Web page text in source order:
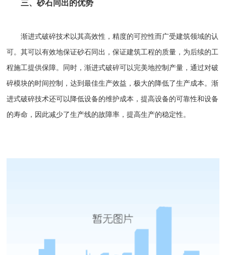
三、砂石同出的优势
渐进式破碎技术以其高效性，精度的可控性而广受建筑领域的认
可。其可以有效地保证砂石同出，保证建筑工程的质量，为后续的工
程施工提供保障。同时，渐进式破碎可以完美地控制产量，通过对破
碎模块的时间控制，达到最佳生产效益，极大的降低了生产成本。渐
进式破碎技术还可以降低设备的维护成本，提高设备的可靠性和设备
的寿命，因此减少了生产线的故障率，提高生产的稳定性。